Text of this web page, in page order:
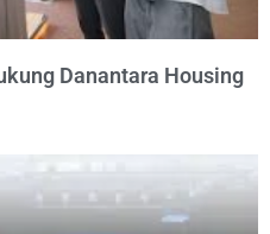
Danantara Housing